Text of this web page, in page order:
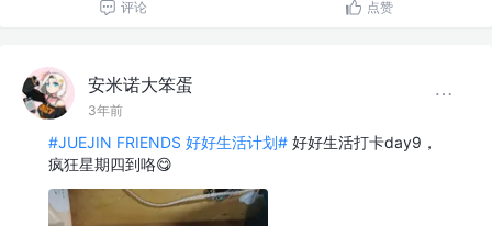
评论 点赞
安米诺大笨蛋
3年前
#JUEJIN FRIENDS 好好生活计划# 好好生活打卡day9，
疯狂星期四到咯😋